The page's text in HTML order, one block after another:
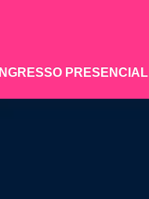
INGRESSO PRESENCIAL